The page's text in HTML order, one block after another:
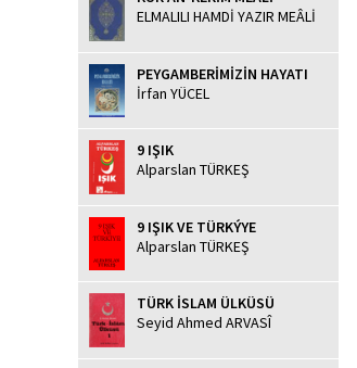
ELMALILI HAMDİ YAZIR MEÂLİ
PEYGAMBERİMİZİN HAYATI
İrfan YÜCEL
9 IŞIK
Alparslan TÜRKEŞ
9 IŞIK VE TÜRKÝYE
Alparslan TÜRKEŞ
TÜRK İSLAM ÜLKÜSÜ
Seyid Ahmed ARVASÎ